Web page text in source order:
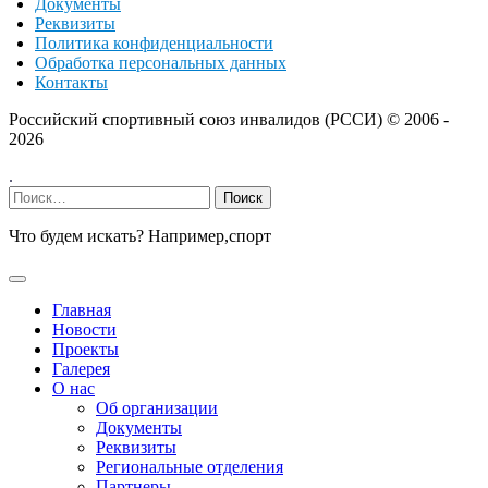
Документы
Реквизиты
Политика конфиденциальности
Обработка персональных данных
Контакты
Российский спортивный союз инвалидов (РССИ) © 2006 -
2026
.
Найти:
Что будем искать? Например,спорт
Главная
Новости
Проекты
Галерея
О нас
Об организации
Документы
Реквизиты
Региональные отделения